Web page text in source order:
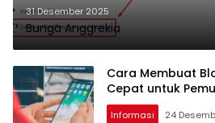
31 Desember 2025
Bunga Anggrekia
Cara Membuat
Cepat untuk
Informasi 24